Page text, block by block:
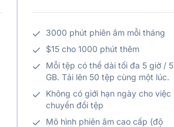
3000 phút phiên âm mỗi tháng
$15 cho 1000 phút thêm
Mỗi tệp có thể dài tối đa 5 giờ / 5
GB. Tải lên 50 tệp cùng một lúc.
Không có giới hạn ngày cho việc
chuyển đổi tệp
Mô hình phiên âm cao cấp (độ